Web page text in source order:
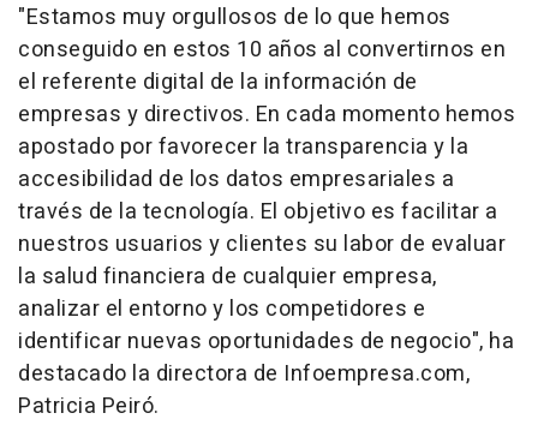
"Estamos muy orgullosos de lo que hemos
conseguido en estos 10 años al convertirnos en
el referente digital de la información de
empresas y directivos. En cada momento hemos
apostado por favorecer la transparencia y la
accesibilidad de los datos empresariales a
través de la tecnología. El objetivo es facilitar a
nuestros usuarios y clientes su labor de evaluar
la salud financiera de cualquier empresa,
analizar el entorno y los competidores e
identificar nuevas oportunidades de negocio", ha
destacado la directora de Infoempresa.com,
Patricia Peiró.